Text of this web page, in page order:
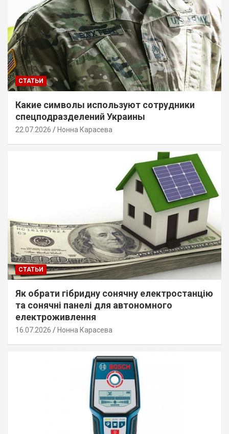
СТАТЬИ
Какие символы используют сотрудники
спецподразделений Украины
22.07.2026 Нонна Карасева
СТАТЬИ
Як обрати гібридну сонячну електростанцію
та сонячні панелі для автономного
електроживлення
16.07.2026 Нонна Карасева